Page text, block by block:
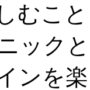
むこ
ック
ンを